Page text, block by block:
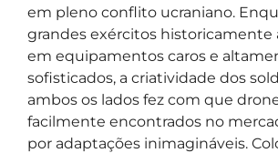
em pleno conflito ucraniano.
grandes exércitos historicamente
em equipamentos caros e
sofisticados, a criatividade dos
ambos os lados fez com que
facilmente encontrados no
por adaptações inimagináveis.